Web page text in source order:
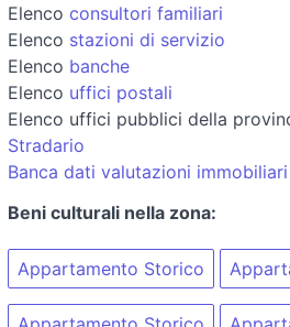
Elenco consultori familiari
Elenco stazioni di servizio
Elenco banche
Elenco uffici postali
Elenco uffici pubblici della
Stradario
Banca dati valutazioni immobiliari
Beni culturali nella zona:
Appartamento Storico